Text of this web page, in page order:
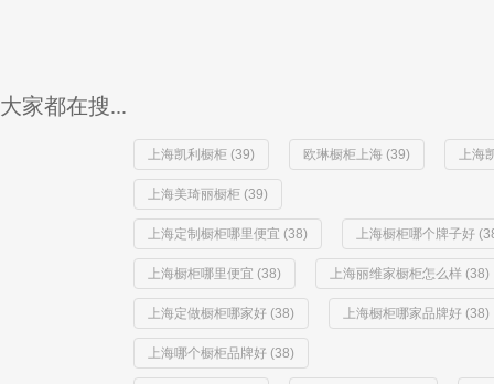
大家都在搜...
上海凯利橱柜 (39) 欧琳橱柜上海 (39) 上海
上海美琦丽橱柜 (39)
上海定制橱柜哪里便宜 (38) 上海橱柜哪个牌子好
上海橱柜哪里便宜 (38) 上海丽维家橱柜怎么样 (38)
上海定做橱柜哪家好 (38) 上海橱柜哪家品牌好 (38)
上海哪个橱柜品牌好 (38)